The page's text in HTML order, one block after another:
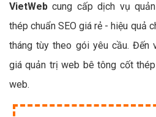
VietWeb cung cấp dịch vụ
thép chuẩn SEO giá rẻ - hiệu quả
tháng tùy theo gói yêu cầu. Đến
giá quản trị web bê tông cốt
web.